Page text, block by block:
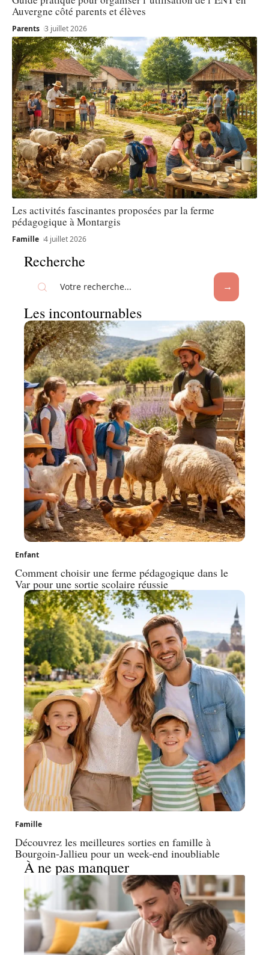
Auvergne côté parents et élèves
Parents 3 juillet 2026
Les activités fascinantes proposées par la ferme
pédagogique à Montargis
Famille 4 juillet 2026
Recherche
Les incontournables
Enfant
Comment choisir une ferme pédagogique dans le
Var pour une sortie scolaire réussie
Famille
Découvrez les meilleures sorties en famille à
Bourgoin-Jallieu pour un week-end inoubliable
À ne pas manquer